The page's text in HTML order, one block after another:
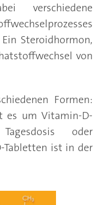
verschiedene
Steroidhormon,
von
Formen:
es um Vitamin-D-
oder
ist in der